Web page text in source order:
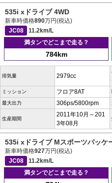
535i xドライブ 4WD
新車時価格890万円(税込)
JC08
11.2km/L
満タンでどこまで走る？
784km
排気量 2979cc
ミッション フロア8AT
最大出力 306ps/5800rpm
生産期間
2011年10月～201
3年08月
535i xドライブ Mスポーツパッケ
新車時価格927万円(税込)
JC08
11.2km/L
満タンでどこまで走る？